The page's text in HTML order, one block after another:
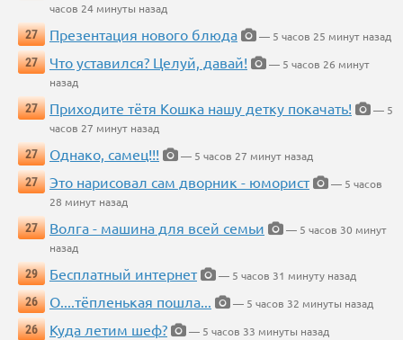
часов 24 минуты назад
27
Презентация нового блюда
— 5 часов 25 минут назад
27
Что уставился? Целуй, давай!
— 5 часов 26 минут
назад
27
Приходите тётя Кошка нашу детку покачать!
— 5
часов 27 минут назад
27
Однако, самец!!!
— 5 часов 27 минут назад
27
Это нарисовал сам дворник - юморист
— 5 часов
28 минут назад
27
Волга - машина для всей семьи
— 5 часов 30 минут
назад
29
Бесплатный интернет
— 5 часов 31 минуту назад
26
О....тёпленькая пошла...
— 5 часов 32 минуты назад
26
Куда летим шеф? — 5 часов 33 минуты назад